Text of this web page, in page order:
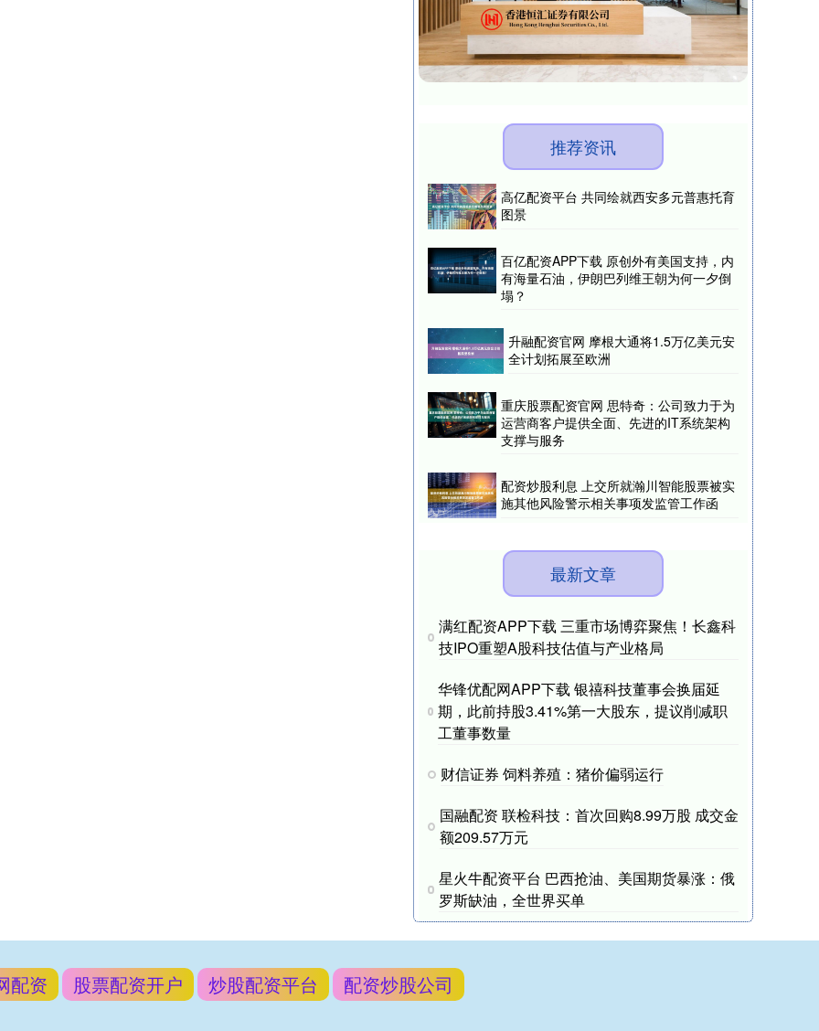
推荐资讯
高亿配资平台 共同绘就西安多元普惠托育
图景
百亿配资APP下载 原创外有美国支持，内
有海量石油，伊朗巴列维王朝为何一夕倒
塌？
升融配资官网 摩根大通将1.5万亿美元安
全计划拓展至欧洲
重庆股票配资官网 思特奇：公司致力于为
运营商客户提供全面、先进的IT系统架构
支撑与服务
配资炒股利息 上交所就瀚川智能股票被实
施其他风险警示相关事项发监管工作函
最新文章
满红配资APP下载 三重市场博弈聚焦！长鑫科
技IPO重塑A股科技估值与产业格局
华锋优配网APP下载 银禧科技董事会换届延
期，此前持股3.41%第一大股东，提议削减职
工董事数量
财信证券 饲料养殖：猪价偏弱运行
国融配资 联检科技：首次回购8.99万股 成交金
额209.57万元
星火牛配资平台 巴西抢油、美国期货暴涨：俄
罗斯缺油，全世界买单
配资 股票配资开户 炒股配资平台 配资炒股公司